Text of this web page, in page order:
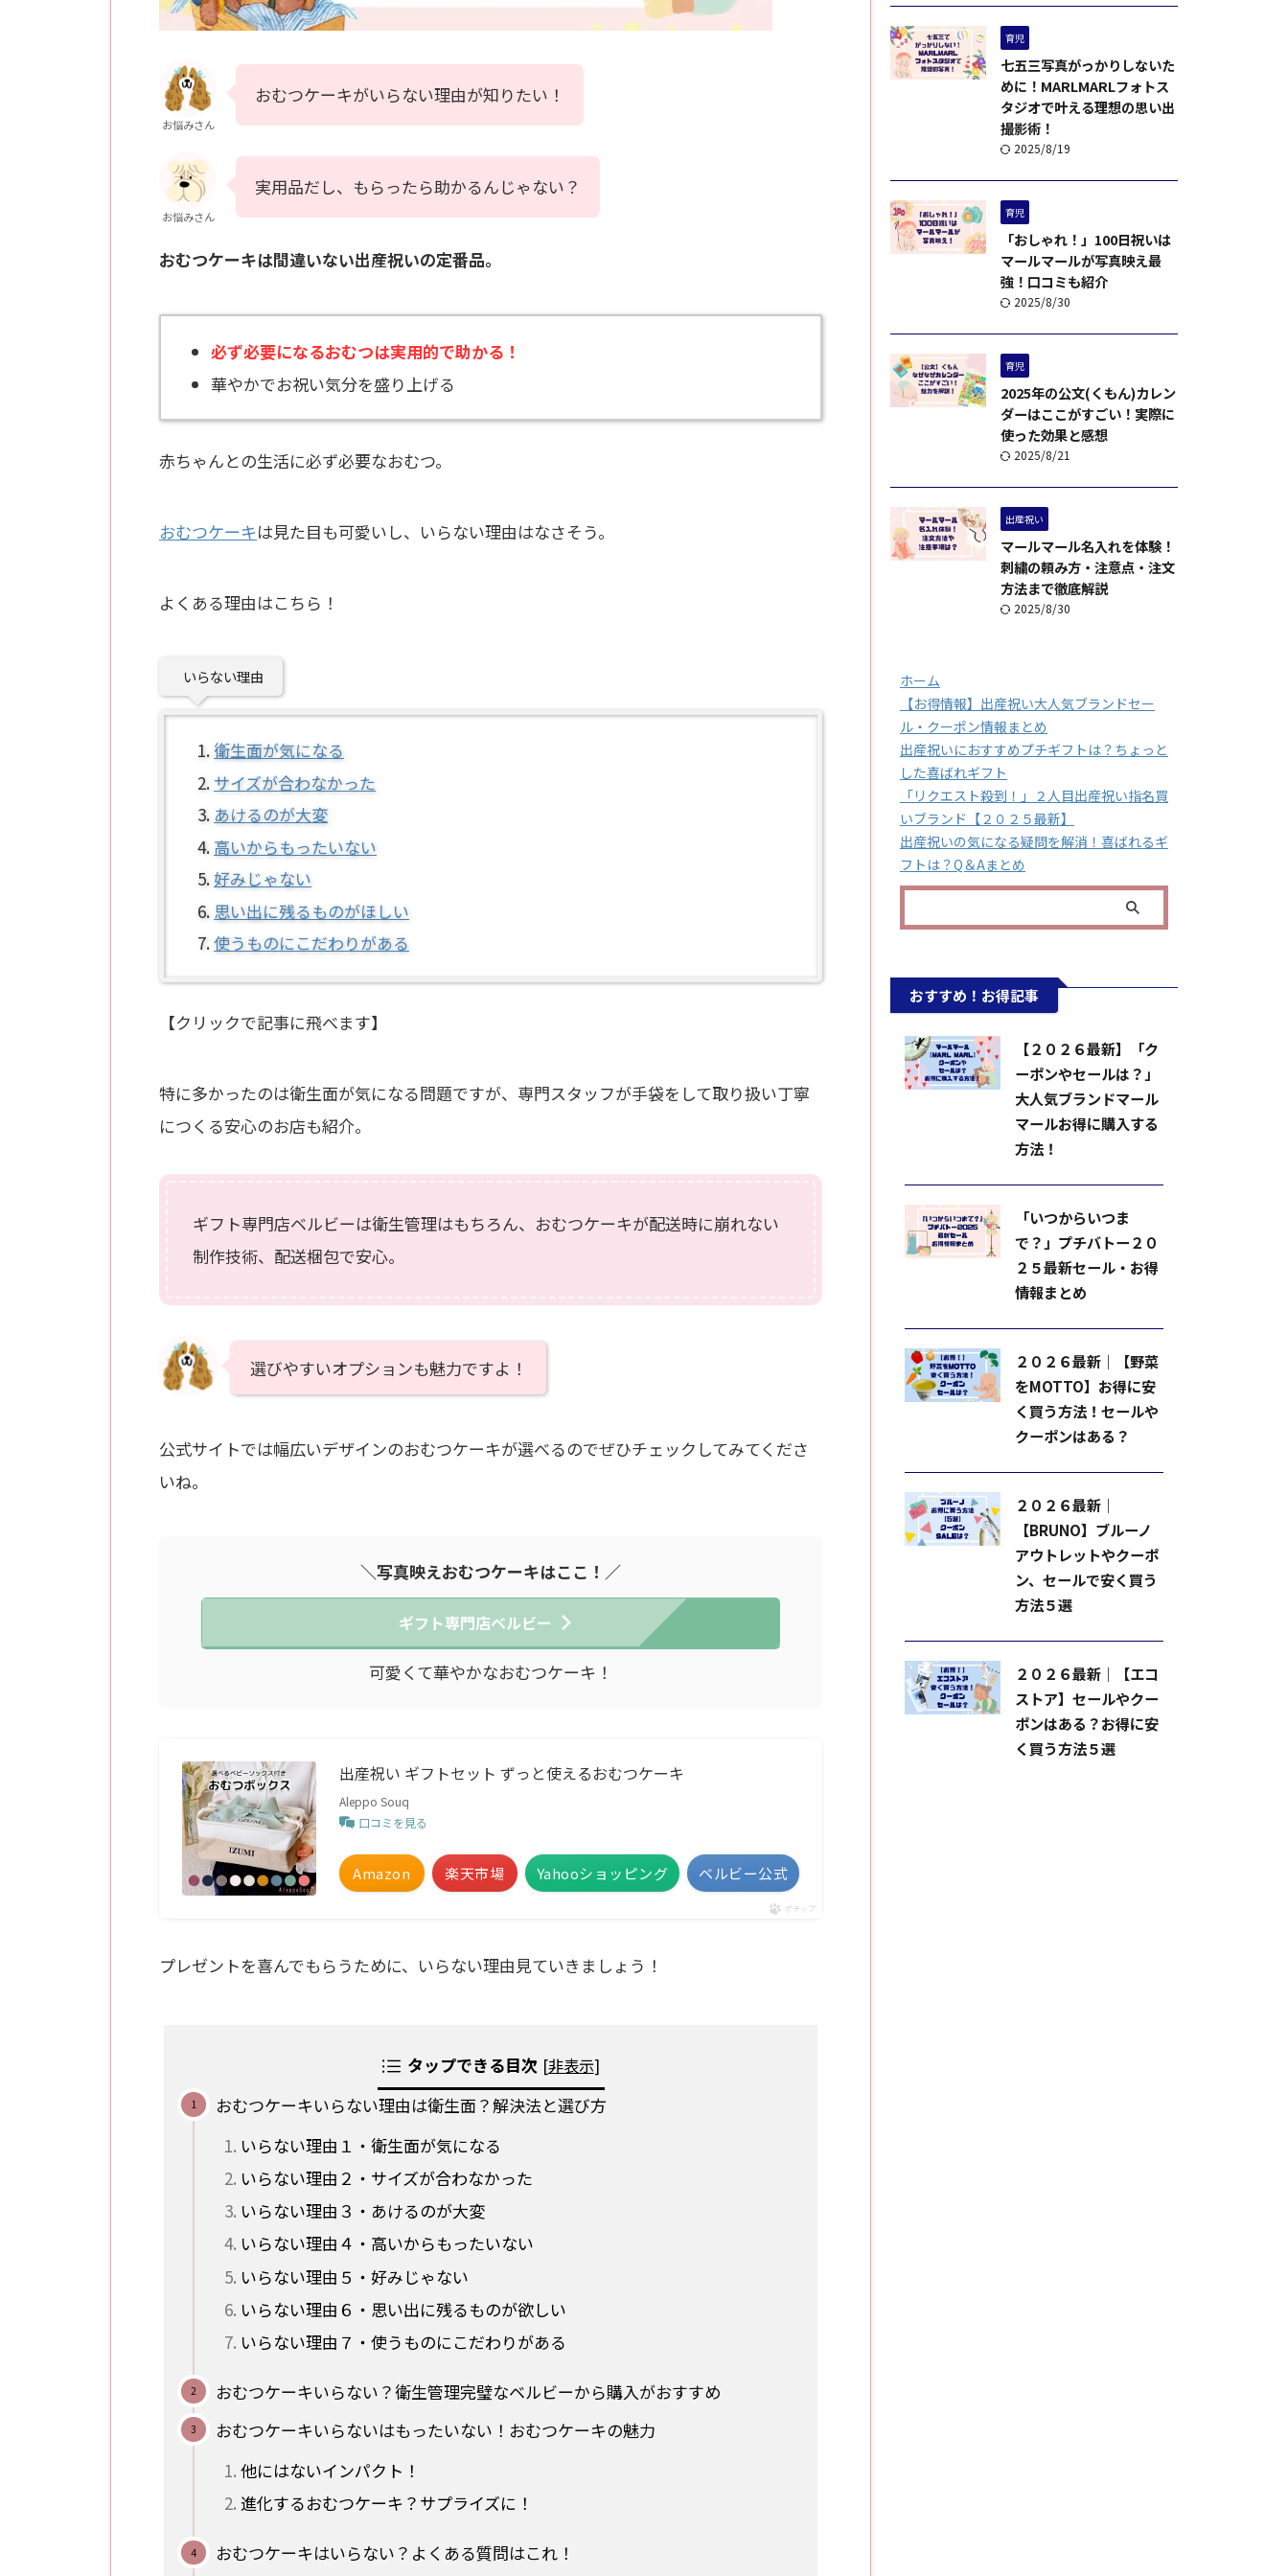
お悩みさん
おむつケーキがいらない理由が知りたい！
お悩みさん
実用品だし、もらったら助かるんじゃない？
おむつケーキは間違いない出産祝いの定番品。
必ず必要になるおむつは実用的で助かる！
華やかでお祝い気分を盛り上げる
赤ちゃんとの生活に必ず必要なおむつ。
おむつケーキは見た目も可愛いし、いらない理由はなさそう。
よくある理由はこちら！
いらない理由
衛生面が気になる
サイズが合わなかった
あけるのが大変
高いからもったいない
好みじゃない
思い出に残るものがほしい
使うものにこだわりがある
【クリックで記事に飛べます】
特に多かったのは衛生面が気になる問題ですが、専門スタッフが手袋をして取り扱い丁寧
につくる安心のお店も紹介。
ギフト専門店ベルビーは衛生管理はもちろん、おむつケーキが配送時に崩れない
制作技術、配送梱包で安心。
選びやすいオプションも魅力ですよ！
公式サイトでは幅広いデザインのおむつケーキが選べるのでぜひチェックしてみてくださ
いね。
＼写真映えおむつケーキはここ！／
ギフト専門店ベルビー
可愛くて華やかなおむつケーキ！
出産祝い ギフトセット ずっと使えるおむつケーキ
Aleppo Souq
口コミを見る
Amazon 楽天市場 Yahooショッピング ベルビー公式
ポチップ
プレゼントを喜んでもらうために、いらない理由見ていきましょう！
タップできる目次 [非表示]
おむつケーキいらない理由は衛生面？解決法と選び方
いらない理由１・衛生面が気になる
いらない理由２・サイズが合わなかった
いらない理由３・あけるのが大変
いらない理由４・高いからもったいない
いらない理由５・好みじゃない
いらない理由６・思い出に残るものが欲しい
いらない理由７・使うものにこだわりがある
おむつケーキいらない？衛生管理完璧なベルビーから購入がおすすめ
おむつケーキいらないはもったいない！おむつケーキの魅力
他にはないインパクト！
進化するおむつケーキ？サプライズに！
おむつケーキはいらない？よくある質問はこれ！
育児
七五三写真がっかりしないた
めに！MARLMARLフォトス
タジオで叶える理想の思い出
撮影術！
2025/8/19
育児
「おしゃれ！」100日祝いは
マールマールが写真映え最
強！口コミも紹介
2025/8/30
育児
2025年の公文(くもん)カレン
ダーはここがすごい！実際に
使った効果と感想
2025/8/21
出産祝い
マールマール名入れを体験！
刺繍の頼み方・注意点・注文
方法まで徹底解説
2025/8/30
ホーム
【お得情報】出産祝い大人気ブランドセー
ル・クーポン情報まとめ
出産祝いにおすすめプチギフトは？ちょっと
した喜ばれギフト
「リクエスト殺到！」２人目出産祝い指名買
いブランド【２０２５最新】
出産祝いの気になる疑問を解消！喜ばれるギ
フトは？Q＆Aまとめ
おすすめ！お得記事
【２０２６最新】「ク
ーポンやセールは？」
大人気ブランドマール
マールお得に購入する
方法！
「いつからいつま
で？」プチバトー２０
２５最新セール・お得
情報まとめ
２０２６最新｜【野菜
をMOTTO】お得に安
く買う方法！セールや
クーポンはある？
２０２６最新｜
【BRUNO】ブルーノ
アウトレットやクーポ
ン、セールで安く買う
方法５選
２０２６最新｜【エコ
ストア】セールやクー
ポンはある？お得に安
く買う方法５選